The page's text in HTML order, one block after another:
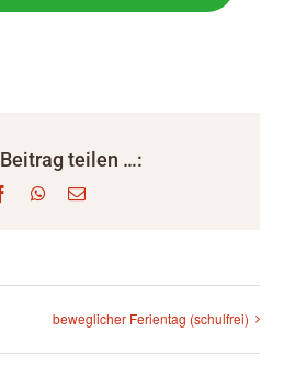
teilen …:
FacebookWhatsApp
E-
beweglicher Ferientag (schulfrei)